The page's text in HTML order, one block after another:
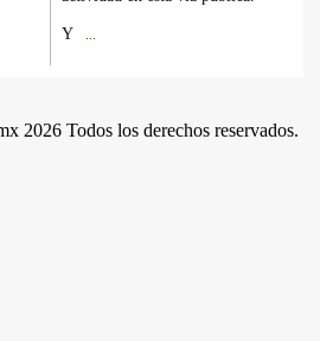
Y
2026 Todos los derechos reservados.